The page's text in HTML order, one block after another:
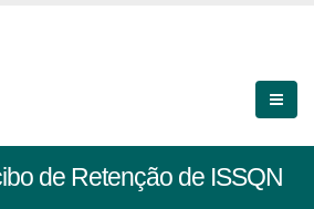
de Retenção de ISSQN